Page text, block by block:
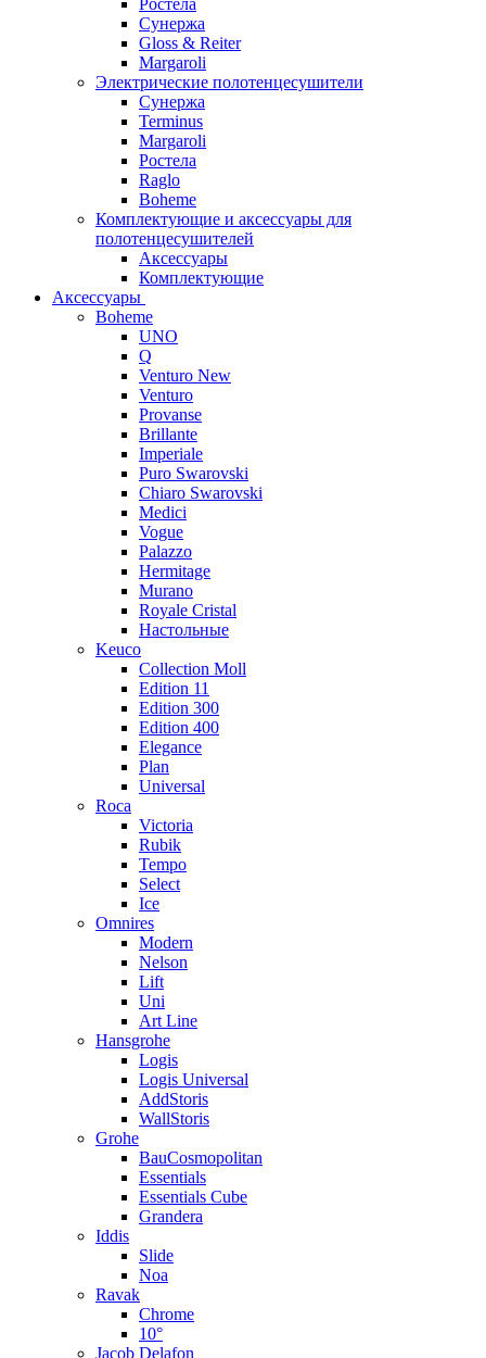
Ростела
Сунержа
Gloss & Reiter
Margaroli
Электрические полотенцесушители
Сунержа
Terminus
Margaroli
Ростела
Raglo
Boheme
Комплектующие и аксессуары для
полотенцесушителей
Аксессуары
Комплектующие
Аксессуары
Boheme
UNO
Q
Venturo New
Venturo
Provanse
Brillante
Imperiale
Puro Swarovski
Chiaro Swarovski
Medici
Vogue
Palazzo
Hermitage
Murano
Royale Cristal
Настольные
Keuco
Collection Moll
Edition 11
Edition 300
Edition 400
Elegance
Plan
Universal
Roca
Victoria
Rubik
Tempo
Select
Ice
Omnires
Modern
Nelson
Lift
Uni
Art Line
Hansgrohe
Logis
Logis Universal
AddStoris
WallStoris
Grohe
BauCosmopolitan
Essentials
Essentials Cube
Grandera
Iddis
Slide
Noa
Ravak
Chrome
10°
Jacob Delafon